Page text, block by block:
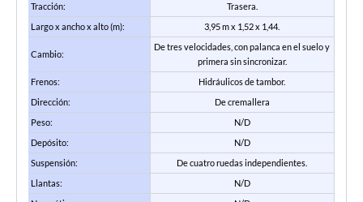
Tracción:
Trasera.
Largo x ancho x alto (m):
3,95 m x 1,52 x 1,44.
Cambio:
De tres velocidades, con palanca en el suelo y
primera sin sincronizar.
Frenos:
Hidráulicos de tambor.
Dirección:
De cremallera
Peso:
N/D
Depósito:
N/D
Suspensión:
De cuatro ruedas independientes.
Llantas:
N/D